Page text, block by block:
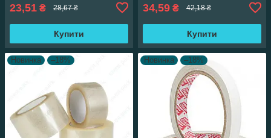
23,51 ₴ 28,67 ₴
Купити
34,59 ₴ 42,18 ₴
Купити
Новинка –18% Новинка –18%